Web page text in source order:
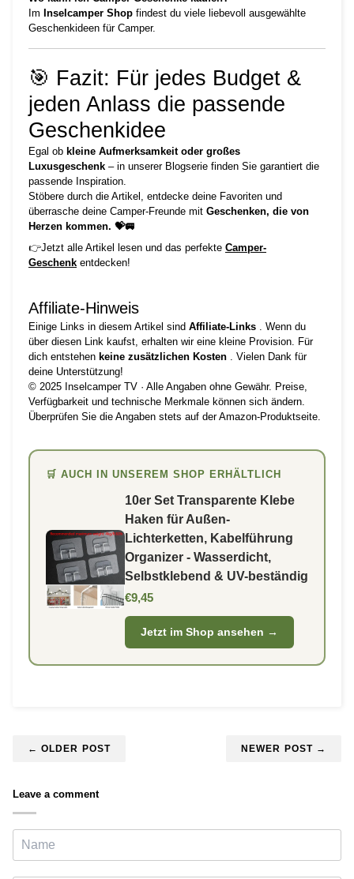
Im Inselcamper Shop findest du viele liebevoll ausgewählte
Geschenkideen für Camper.
🎯 Fazit: Für jedes Budget &
jeden Anlass die passende
Geschenkidee
Egal ob kleine Aufmerksamkeit oder großes
Luxusgeschenk – in unserer Blogserie finden Sie garantiert die
passende Inspiration.
Stöbere durch die Artikel, entdecke deine Favoriten und
überrasche deine Camper-Freunde mit Geschenken, die von
Herzen kommen. 💝🚐
👉Jetzt alle Artikel lesen und das perfekte Camper-
Geschenk entdecken!
Affiliate‑Hinweis
Einige Links in diesem Artikel sind Affiliate-Links . Wenn du
über diesen Link kaufst, erhalten wir eine kleine Provision. Für
dich entstehen keine zusätzlichen Kosten . Vielen Dank für
deine Unterstützung!
© 2025 Inselcamper TV · Alle Angaben ohne Gewähr. Preise,
Verfügbarkeit und technische Merkmale können sich ändern.
Überprüfen Sie die Angaben stets auf der Amazon-Produktseite.
🛒 AUCH IN UNSEREM SHOP ERHÄLTLICH
10er Set Transparente Klebe
Haken für Außen-
Lichterketten, Kabelführung
Organizer - Wasserdicht,
Selbstklebend & UV-beständig
€9,45
Jetzt im Shop ansehen →
← OLDER POST NEWER POST →
Leave a comment